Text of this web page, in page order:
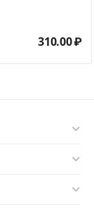
310.00₽